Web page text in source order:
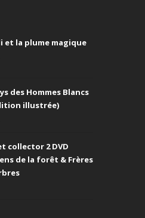
et la plume magique
des Hommes Blancs
illustrée)
collector 2 DVD
de la forêt & Frères